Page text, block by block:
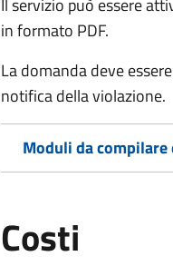
Il servizio può essere
in formato PDF.
La domanda deve
notifica della violazione.
Moduli da
Costi